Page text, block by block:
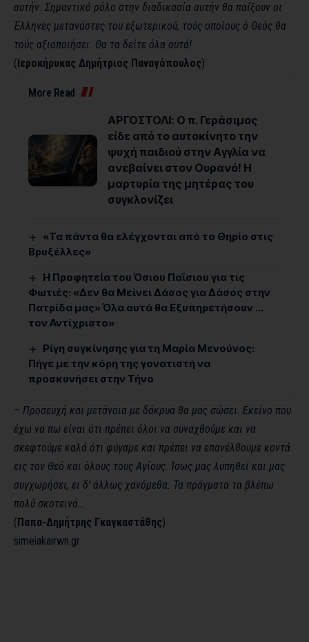
αυτήν. Σημαντικό ρόλο στην διαδικασία αυτήν θα παίξουν οι
Έλληνες μετανάστες του εξωτερικού, τούς οποίους ό Θεός θα
τούς αξιοποιήσει. Θα τα δείτε όλα αυτά!
( Ιεροκήρυκας Δημήτριος Παναγόπουλος)
More Read
ΑΡΓΟΣΤΟΛΙ: Ο π. Γεράσιμος
είδε από το αυτοκίνητο την
ψυχή παιδιού στην Αγγλία να
ανεβαίνει στον Ουρανό! Η
μαρτυρία της μητέρας του
συγκλονίζει
«Τα πάντα θα ελέγχονται από το Θηρίο στις
Βρυξέλλες»
Η Προφητεία του Όσιου Παΐσιου για τις
Φωτιές: «Δεν θα Μείνει Δάσος για Δάσος στην
Πατρίδα μας» Όλα αυτά θα Εξυπηρετήσουν …
τον Αντίχριστο»
Ρίγη συγκίνησης για τη Μαρία Μενούνος:
Πήγε με την κόρη της γονατιστή να
προσκυνήσει στην Τήνο
– Προσευχή και μετάνοια με δάκρυα θα μας σώσει. Εκείνο που
έχω να πω είναι ότι πρέπει όλοι να συναχθούμε και να
σκεφτούμε καλά ότι φύγαμε και πρέπει να επανέλθουμε κοντά
εις τον Θεό και όλους τους Αγίους. Ίσως μας λυπηθεί και μας
συγχωρήσει, ει δ’ άλλως χανόμεθα. Τα πράγματα τα βλέπω
πολύ σκοτεινά…
( Παπα-Δημήτρης Γκαγκαστάθης)
simeiakairwn.gr